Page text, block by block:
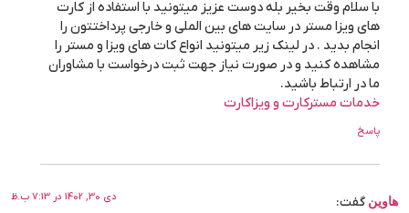
با سلام وقت بخیر بله دوست عزیز میتونید با استفاده از کارت
های ویزا مستر در سایت های بین الملی و خارجی پرداختتون را
انجام بدید . در لینک زیر میتونید انواع کات های ویزا و مستر را
مشاهده کنید و در صورت نیاز جهت ثبت درخواست با مشاوران
ما در ارتباط باشید.
خدمات مسترکارت و ویزاکارت
پاسخ
هاوین گفت: دی 30, 1402 در 7:13 ب.ظ